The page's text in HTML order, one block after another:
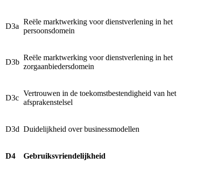
D3a
Reële marktwerking voor dienstverlening in het
persoonsdomein
D3b
Reële marktwerking voor dienstverlening in het
zorgaanbiedersdomein
D3c
Vertrouwen in de toekomstbestendigheid van het
afsprakenstelsel
D3d Duidelijkheid over businessmodellen
D4 Gebruiksvriendelijkheid